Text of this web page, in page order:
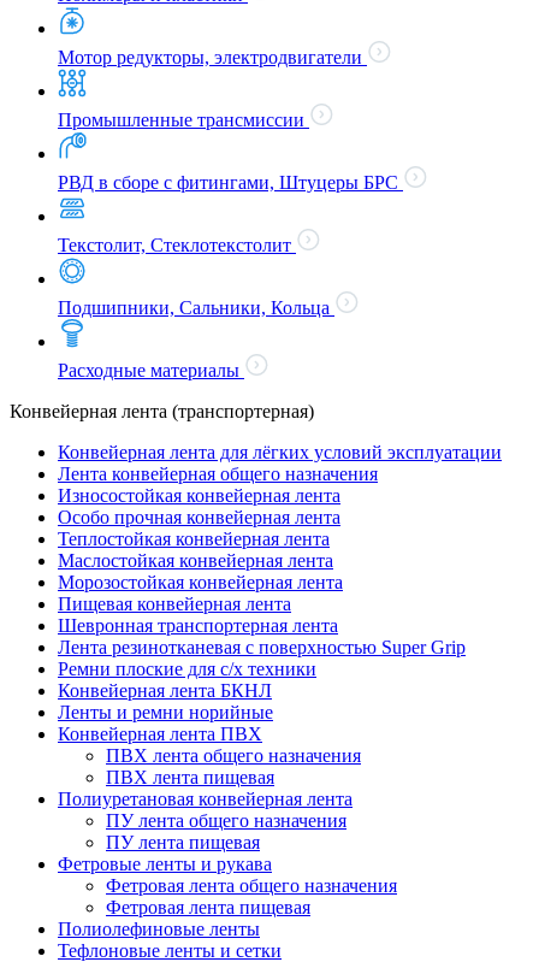
Мотор редукторы, электродвигатели
Промышленные трансмиссии
РВД в сборе с фитингами, Штуцеры БРС
Текстолит, Стеклотекстолит
Подшипники, Сальники, Кольца
Расходные материалы
Конвейерная лента (транспортерная)
Конвейерная лента для лёгких условий эксплуатации
Лента конвейерная общего назначения
Износостойкая конвейерная лента
Особо прочная конвейерная лента
Теплостойкая конвейерная лента
Маслостойкая конвейерная лента
Морозостойкая конвейерная лента
Пищевая конвейерная лента
Шевронная транспортерная лента
Лента резинотканевая с поверхностью Super Grip
Ремни плоские для с/х техники
Конвейерная лента БКНЛ
Ленты и ремни норийные
Конвейерная лента ПВХ
ПВХ лента общего назначения
ПВХ лента пищевая
Полиуретановая конвейерная лента
ПУ лента общего назначения
ПУ лента пищевая
Фетровые ленты и рукава
Фетровая лента общего назначения
Фетровая лента пищевая
Полиолефиновые ленты
Тефлоновые ленты и сетки